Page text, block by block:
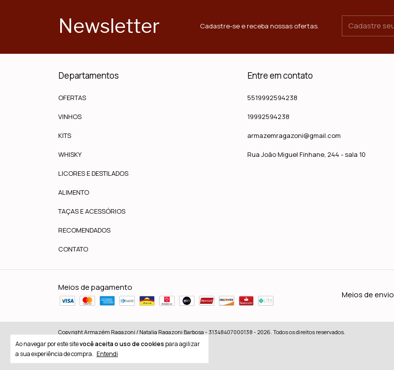
Ao navegar por este sitevocê aceita o uso de cookies para agilizar
a sua experiência de compra. Entendi
Newsletter Cadastre-se e receba nossas ofertas.
Departamentos
OFERTAS
VINHOS
KITS
WHISKY
LICORES E DESTILADOS
ALIMENTO
TAÇAS E ACESSÓRIOS
RECOMENDADOS
CONTATO
Entre em contato
5519992594238
19992594238
armazemragazoni@gmail.com
Rua João Miguel Finhane, 244 - sala 10
Meios de pagamento
Meios de envio
Copyright Armazém Ragazoni / Natalia Ragazoni Barbosa - 31348407000138 - 2026. Todos os direitos reservados.